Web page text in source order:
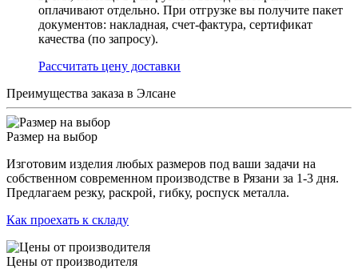
оплачивают отдельно. При отгрузке вы получите пакет
документов: накладная, счет-фактура, сертификат
качества (по запросу).
Раcсчитать цену доставки
Преимущества заказа в Элсане
Размер на выбор
Изготовим изделия любых размеров под ваши задачи на
собственном современном производстве в Рязани за 1-3 дня.
Предлагаем резку, раскрой, гибку, роспуск металла.
Как проехать к складу
Цены от производителя